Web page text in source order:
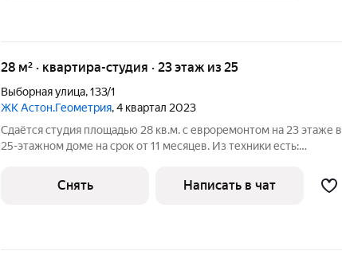
28 м² · квартира-студия · 23 этаж из 25
Выборная улица,133/1
ЖК Астон.Геометрия, 4 квартал 2023
Сдаётся студия площадью 28 кв.м. с евроремонтом на 23 этаже в
25-этажном доме на срок от 11 месяцев. Из техники есть:
Микроволновка Робот-пылесос Дом - монолитный, окна выходят
во двор. В подъезде 3
Снять Написать в чат